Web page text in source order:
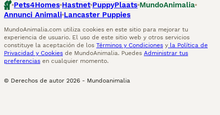
Pets4Homes Hastnet PuppyPlaats MundoAnimalia
Annunci Animali Lancaster Puppies
MundoAnimalia.com utiliza cookies en este sitio para mejorar tu
experiencia de usuario. El uso de este sitio web y otros servicios
constituye la aceptación de los Términos y Condiciones y la Política de
Privacidad y Cookies de MundoAnimalia. Puedes Administrar tus
preferencias en cualquier momento.
© Derechos de autor 2026 - Mundoanimalia